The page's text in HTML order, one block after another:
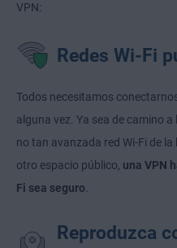
VPN:
Redes Wi-Fi
Todos necesitamos
alguna vez. Ya sea de camino
no tan avanzada red Wi-Fi de
otro espacio público, una VPN
Fi sea seguro.
Reproduzca